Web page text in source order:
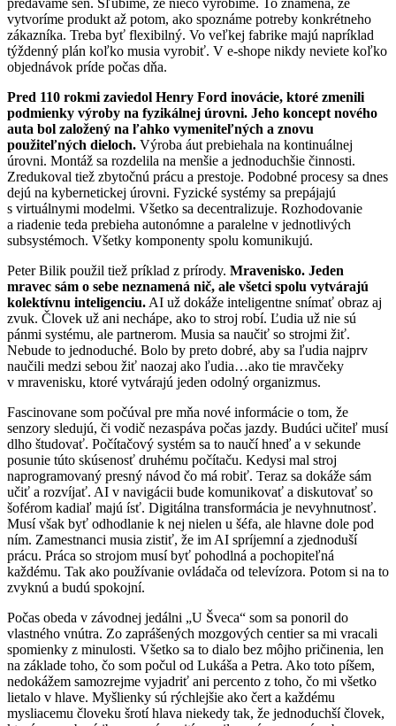
predávame sen. Sľúbime, že niečo vyrobíme. To znamená, že
vytvoríme produkt až potom, ako spoznáme potreby konkrétneho
zákazníka. Treba byť flexibilný. Vo veľkej fabrike majú napríklad
týždenný plán koľko musia vyrobiť. V e-shope nikdy neviete koľko
objednávok príde počas dňa.
Pred 110 rokmi zaviedol Henry Ford inovácie, ktoré zmenili
podmienky výroby na fyzikálnej úrovni. Jeho koncept nového
auta bol založený na ľahko vymeniteľných a znovu
použiteľných dieloch. Výroba áut prebiehala na kontinuálnej
úrovni. Montáž sa rozdelila na menšie a jednoduchšie činnosti.
Zredukoval tiež zbytočnú prácu a prestoje. Podobné procesy sa dnes
dejú na kybernetickej úrovni. Fyzické systémy sa prepájajú
s virtuálnymi modelmi. Všetko sa decentralizuje. Rozhodovanie
a riadenie teda prebieha autonómne a paralelne v jednotlivých
subsystémoch. Všetky komponenty spolu komunikujú.
Peter Bilik použil tiež príklad z prírody. Mravenisko. Jeden
mravec sám o sebe neznamená nič, ale všetci spolu vytvárajú
kolektívnu inteligenciu. AI už dokáže inteligentne snímať obraz aj
zvuk. Človek už ani nechápe, ako to stroj robí. Ľudia už nie sú
pánmi systému, ale partnerom. Musia sa naučiť so strojmi žiť.
Nebude to jednoduché. Bolo by preto dobré, aby sa ľudia najprv
naučili medzi sebou žiť naozaj ako ľudia…ako tie mravčeky
v mravenisku, ktoré vytvárajú jeden odolný organizmus.
Fascinovane som počúval pre mňa nové informácie o tom, že
senzory sledujú, či vodič nezaspáva počas jazdy. Budúci učiteľ musí
dlho študovať. Počítačový systém sa to naučí hneď a v sekunde
posunie túto skúsenosť druhému počítaču. Kedysi mal stroj
naprogramovaný presný návod čo má robiť. Teraz sa dokáže sám
učiť a rozvíjať. AI v navigácii bude komunikovať a diskutovať so
šoférom kadiaľ majú ísť. Digitálna transformácia je nevyhnutnosť.
Musí však byť odhodlanie k nej nielen u šéfa, ale hlavne dole pod
ním. Zamestnanci musia zistiť, že im AI spríjemní a zjednoduší
prácu. Práca so strojom musí byť pohodlná a pochopiteľná
každému. Tak ako používanie ovládača od televízora. Potom si na to
zvyknú a budú spokojní.
Počas obeda v závodnej jedálni „U Šveca“ som sa ponoril do
vlastného vnútra. Zo zaprášených mozgových centier sa mi vracali
spomienky z minulosti. Všetko sa to dialo bez môjho pričinenia, len
na základe toho, čo som počul od Lukáša a Petra. Ako toto píšem,
nedokážem samozrejme vyjadriť ani percento z toho, čo mi všetko
lietalo v hlave. Myšlienky sú rýchlejšie ako čert a každému
mysliacemu človeku šrotí hlava niekedy tak, že jednoduchší človek,